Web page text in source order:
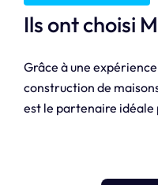
Ils ont choisi
Grâce à une expérience
construction de
est le partenaire idéale